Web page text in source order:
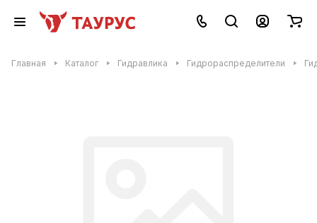
Главная Каталог Гидравлика Гидрораспределители